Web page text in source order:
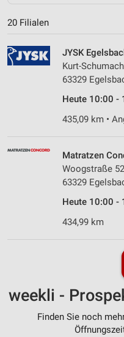
20 Filialen
JYSK
Kurt-
63329
Heute 10:00 -
435,09 km •
Matratzen
Woogstraße 52
63329
Heute 10:00 -
434,99 km
weekli -
Finden Sie noch